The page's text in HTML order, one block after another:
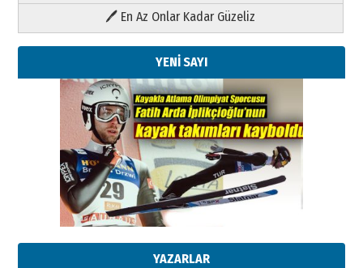
🖊 En Az Onlar Kadar Güzeliz
YENİ SAYI
YAZARLAR
Kenan GÜLERCİ
Metin Külünk: Aileyi Korumak
Geleceği Korumaktır
11 Mayıs 2026 Pazartesi